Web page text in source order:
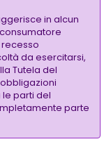
in alcun
da esercitarsi,
Tutela del
parti del
parte